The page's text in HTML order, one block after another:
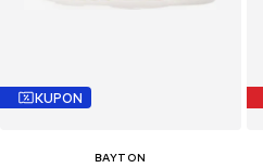
KUPON
BAYTON